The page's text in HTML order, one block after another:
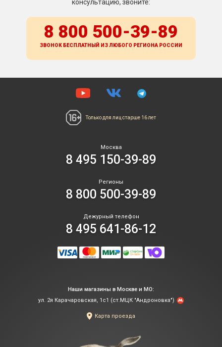
консультацию, звоните:
8 800 500-39-89
ЗВОНОК БЕСПЛАТНЫЙ ИЗ ЛЮБОГО РЕГИОНА РОССИИ
Только для лиц старше 16 лет
Москва
8 495 150-39-89
Регионы
8 800 500-39-89
Дежурный телефон
8 495 641-86-12
Наши магазины в Москве и МО:
ул. 2я Карачаровская, 1с1 (ст.МЦК "Андроновка")
Карта проезда